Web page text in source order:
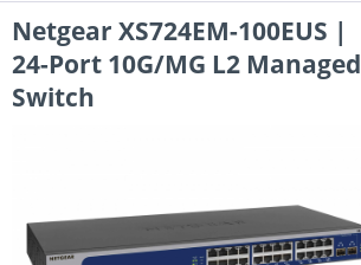
Netgear XS724EM-100EUS |
24-Port 10G/MG L2 Managed
Switch